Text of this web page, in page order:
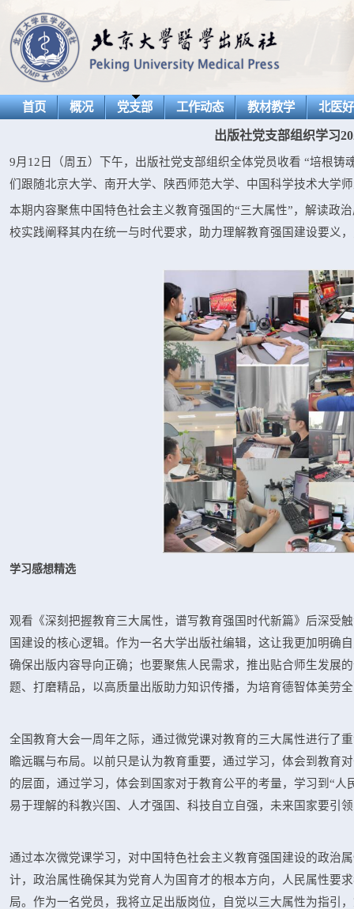
首页 概况 党支部 工作动态 教材教学 北医
出版社党支部组织学习
9月12日（周五）下午，出版社党支部组织全体党员收看 “培根
们跟随北京大学、南开大学、陕西师范大学、中国科学技术大学
本期内容聚焦中国特色社会主义教育强国的“三大属性”，解读政
校实践阐释其内在统一与时代要求，助力理解教育强国建设要义
学习感想精选
观看《深刻把握教育三大属性，谱写教育强国时代新篇》后深受
国建设的核心逻辑。作为一名大学出版社编辑，这让我更加明确
确保出版内容导向正确；也要聚焦人民需求，推出贴合师生发展
题、打磨精品，以高质量出版助力知识传播，为培育德智体美劳
全国教育大会一周年之际，通过微党课对教育的三大属性进行了
瞻远瞩与布局。以前只是认为教育重要，通过学习，体会到教育
的层面，通过学习，体会到国家对于教育公平的考量，学习到“
易于理解的科教兴国、人才强国、科技自立自强，未来国家要引
通过本次微党课学习，对中国特色社会主义教育强国建设的政治
计，政治属性确保其为党育人为国育才的根本方向，人民属性要
局。作为一名党员，我将立足出版岗位，自觉以三大属性为指引